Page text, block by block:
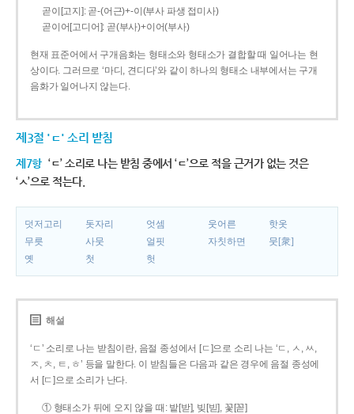
곧이[고지]: 곧-­(어근)+­-이(부사 파생 접미사)
곧이어[고디어]: 곧(부사)+이어(부사)
현재 표준어에서 구개음화는 형태소와 형태소가 결합할 때 일어나는 현
상이다. 그러므로 ‘마디, 견디다’와 같이 하나의 형태소 내부에서는 구개
음화가 일어나지 않는다.
제3절 'ㄷ' 소리 받침
제7항 ‘ㄷ’ 소리로 나는 받침 중에서 ‘ㄷ’으로 적을 근거가 없는 것은
‘ㅅ’으로 적는다.
덧저고리 돗자리 엇셈 웃어른
핫옷
무릇
사뭇 얼핏 자칫하면
뭇[衆]
옛
첫 헛
해설
‘ㄷ’ 소리로 나는 받침이란, 음절 종성에서 [ㄷ]으로 소리 나는 ‘ㄷ, ㅅ, ㅆ,
ㅈ, ㅊ, ㅌ, ㅎ’ 등을 말한다. 이 받침들은 다음과 같은 경우에 음절 종성에
서 [ㄷ]으로 소리가 난다.
① 형태소가 뒤에 오지 않을 때: 밭[받], 빚[빋], 꽃[꼳]